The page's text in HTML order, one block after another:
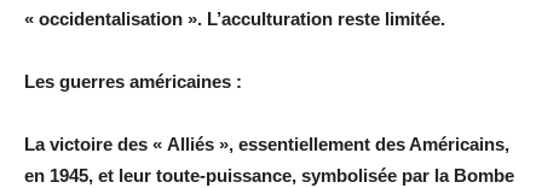
« occidentalisation ». L’acculturation reste limitée.
Les guerres américaines :
La victoire des « Alliés », essentiellement des Américains,
en 1945, et leur toute-puissance, symbolisée par la Bombe